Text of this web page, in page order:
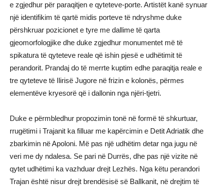
e zgjedhur për paraqitjen e qyteteve-porte. Artistët kanë synuar
një identifikim të qartë midis porteve të ndryshme duke
përshkruar pozicionet e tyre me dallime të qarta
gjeomorfologjike dhe duke zgjedhur monumentet më të
spikatura të qyteteve reale që ishin pjesë e udhëtimit të
perandorit. Prandaj do të merrte kuptim edhe paraqitja reale e
tre qyteteve të Ilirisë Jugore në frizin e kolonës, përmes
elementëve kryesorë që i dallonin nga njëri-tjetri.
Duke e përmbledhur propozimin tonë në formë të shkurtuar,
rrugëtimi i Trajanit ka filluar me kapërcimin e Detit Adriatik dhe
zbarkimin në Apoloni. Më pas një udhëtim detar nga jugu në
veri me dy ndalesa. Se pari në Durrës, dhe pas një vizite në
qytet udhëtimi ka vazhduar drejt Lezhës. Nga këtu perandori
Trajan është nisur drejt brendësisë së Ballkanit, në drejtim të